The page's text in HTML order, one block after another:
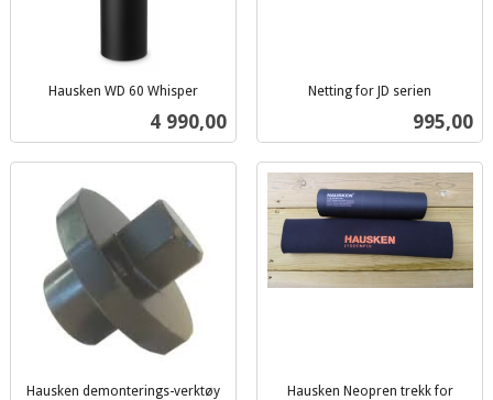
Hausken WD 60 Whisper
Pris
4 990,00
Netting for JD serien
Pris
995,00
Hausken demonterings-verktøy
Hausken Neopren trekk for